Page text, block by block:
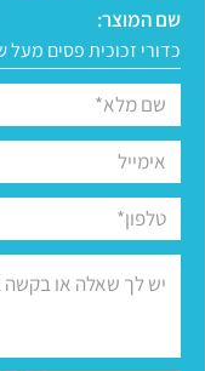
שם המוצר: